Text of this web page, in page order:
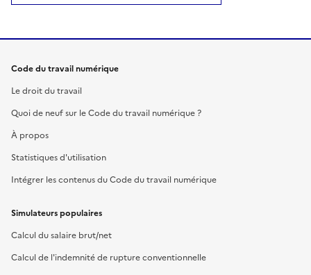
Code du travail numérique
Le droit du travail
Quoi de neuf sur le Code du travail numérique ?
À propos
Statistiques d'utilisation
Intégrer les contenus du Code du travail numérique
Simulateurs populaires
Calcul du salaire brut/net
Calcul de l'indemnité de rupture conventionnelle